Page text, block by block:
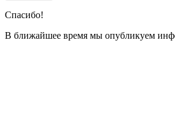
Спасибо!
В ближайшее время мы опубликуем